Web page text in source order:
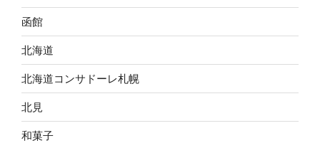
函館
北海道
北海道コンサドーレ札幌
北見
和菓子